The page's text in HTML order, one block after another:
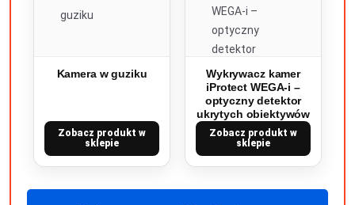
Kamera w guziku
Zobacz produkt w
sklepie
Wykrywacz kamer
iProtect WEGA-i –
optyczny detektor
ukrytych obiektywów
Zobacz produkt w
sklepie